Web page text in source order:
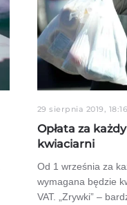
29 sierpnia 2019, 18:16
Opłata za
kwiaciarni
Od 1 września za
wymagana będzie
VAT. „Zrywki” –